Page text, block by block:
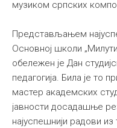
музиком српских
Представљањем
Основној школи
обележен је Дан
педагогија. Била је то
мастер академских
јавности досадашње
најуспешнији радови